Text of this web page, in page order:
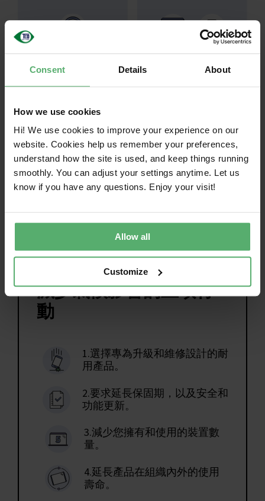
Consent Details About
How we use cookies
Hi! We use cookies to improve your experience on our
website. Cookies help us remember your preferences,
understand how the site is used, and keep things running
smoothly. You can adjust your settings anytime. Let us
know if you have any questions. Enjoy your visit!
Allow all
Customize
Scope 1：對於 IT 產品的
買方和用戶而言，不屬於
scope 1 的排放。
Scope 2：
為 IT 產品充電
和運行所需能源產生的排
Scope 3：製造、運輸和廢
棄物管理產生的排放。
減少氣候影響的五項行
動
1.選擇專為升級和維修設計的耐
用產品。
2.要求延長保固期，以及安全和
功能更新。
3.減少您擁有和使用的裝置數
量。
4.延長產品在組織內外的使用
壽命。